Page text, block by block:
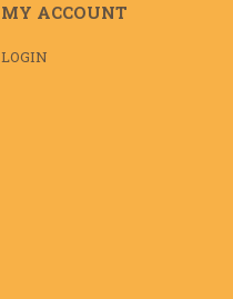
MY ACCOUNT
LOGIN